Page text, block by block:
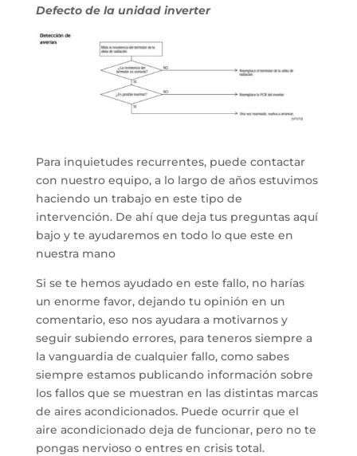
Defecto de la unidad inverter
Para inquietudes recurrentes, puede contactar
con nuestro equipo, a lo largo de años estuvimos
haciendo un trabajo en este tipo de
intervención. De ahí que deja tus preguntas aquí
bajo y te ayudaremos en todo lo que este en
nuestra mano
Si se te hemos ayudado en este fallo, no harías
un enorme favor, dejando tu opinión en un
comentario, eso nos ayudara a motivarnos y
seguir subiendo errores, para teneros siempre a
la vanguardia de cualquier fallo, como sabes
siempre estamos publicando información sobre
los fallos que se muestran en las distintas marcas
de aires acondicionados. Puede ocurrir que el
aire acondicionado deja de funcionar, pero no te
pongas nervioso o entres en crisis total.